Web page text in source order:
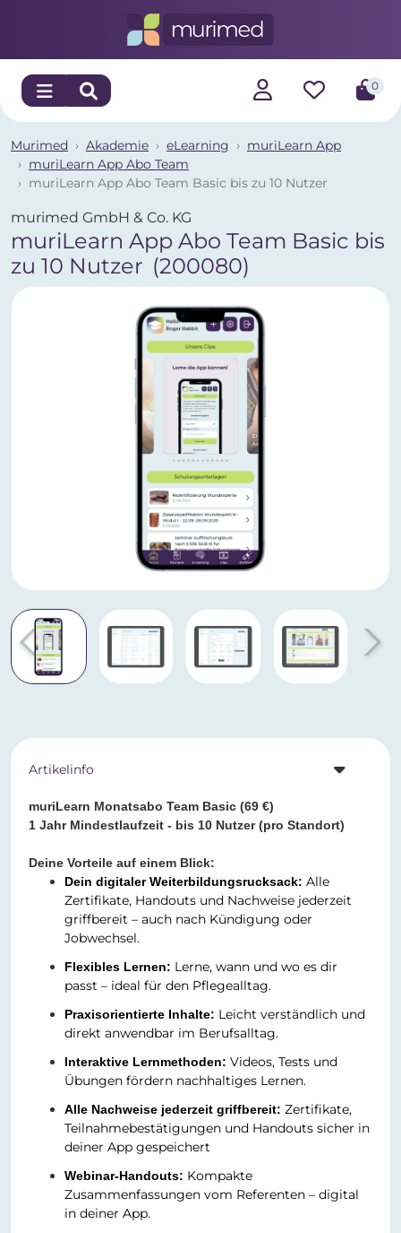
0
Murimed Akademie eLearning
muriLearn App
muriLearn App Abo Team
muriLearn App Abo Team Basic bis zu 10 Nutzer
murimed GmbH & Co. KG
muriLearn App Abo Team Basic bis
zu 10 Nutzer (200080)
Artikelinfo
muriLearn Monatsabo Team Basic (69 €)
1 Jahr Mindestlaufzeit - bis 10 Nutzer (pro Standort)
Deine Vorteile auf einem Blick:
Dein digitaler Weiterbildungsrucksack: Alle
Zertifikate, Handouts und Nachweise jederzeit
griffbereit – auch nach Kündigung oder
Jobwechsel.
Flexibles Lernen: Lerne, wann und wo es dir
passt – ideal für den Pflegealltag.
Praxisorientierte Inhalte: Leicht verständlich und
direkt anwendbar im Berufsalltag.
Interaktive Lernmethoden: Videos, Tests und
Übungen fördern nachhaltiges Lernen.
Alle Nachweise jederzeit griffbereit: Zertifikate,
Teilnahmebestätigungen und Handouts sicher in
deiner App gespeichert
Webinar-Handouts: Kompakte
Zusammenfassungen vom Referenten – digital
in deiner App.